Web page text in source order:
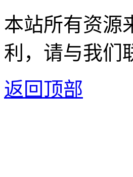
本站所有资源
利，请与我们
返回顶部